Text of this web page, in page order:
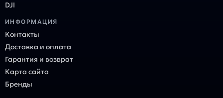
DJI
ИНФОРМАЦИЯ
Контакты
Доставка и оплата
Гарантия и возврат
Карта сайта
Бренды